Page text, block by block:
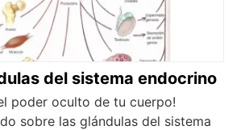
del sistema endocrino
poder oculto de tu cuerpo!
sobre las glándulas del sistema